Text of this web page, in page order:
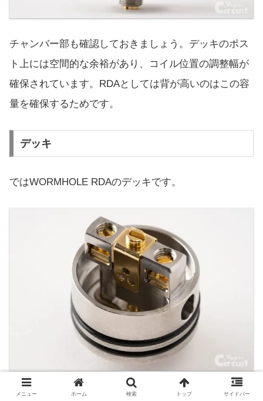
チャンバー部も確認しておきましょう。デッキのポス
ト上には空間的な余裕があり、コイル位置の調整幅が
確保されています。RDAとしては背が高いのはこの容
量を確保するためです。
デッキ
ではWORMHOLE RDAのデッキです。
2ポスト2スレッドのデュアルコイル対応デッキ。エア
メニュー ホーム 検索 トップ サイドバー